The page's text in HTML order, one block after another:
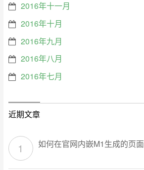
2016年十一月
2016年十月
2016年九月
2016年八月
2016年七月
近期文章
如何在官网内嵌M1生成的页面